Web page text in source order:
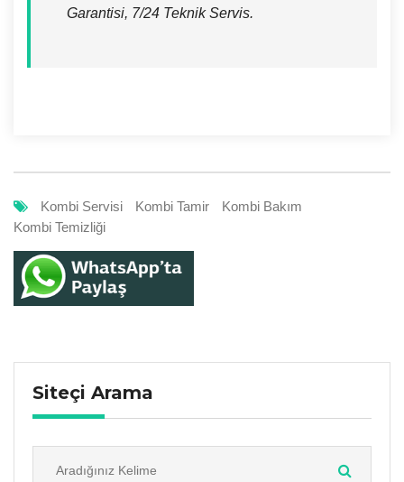
Garantisi, 7/24 Teknik Servis.
Kombi Servisi Kombi Tamir
Kombi Bakım
Kombi Temizliği
Siteçi Arama